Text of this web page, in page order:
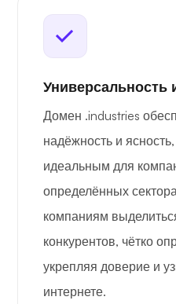
Универсальность
Домен .industries
надёжность и
идеальным для
определённых
компаниям
конкурентов, чётко
укрепляя доверие и
интернете.